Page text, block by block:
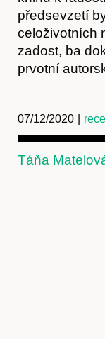
předsevzetí
celoživotních
zadost, ba
prvotní
07/12/2020
Táňa